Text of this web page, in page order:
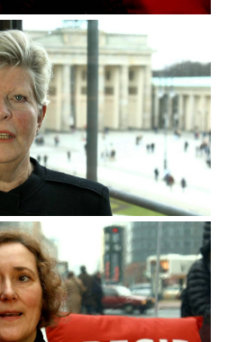
Kratzenberg-Franke
Ute Aurand